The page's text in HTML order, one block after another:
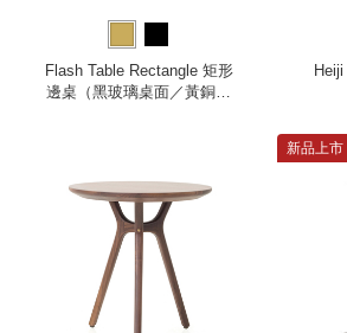
Flash Table Rectangle 矩形
邊桌（黑玻璃桌面／黃銅桌
Heiji
新品上市